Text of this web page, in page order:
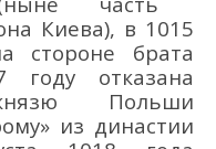
Киева), в 1015
стороне брата
году отказана
Польши
из династии